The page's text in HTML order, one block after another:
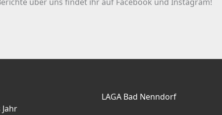
LAGA Bad Nenndorf